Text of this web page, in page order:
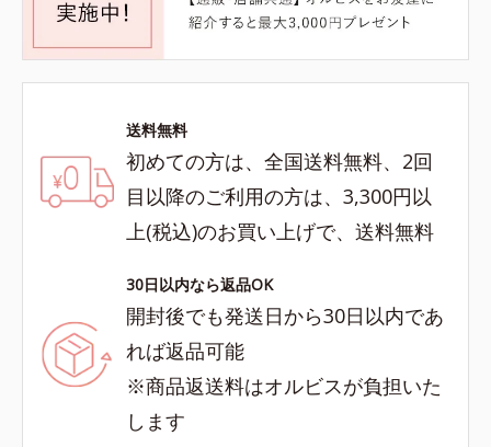
送料無料
初めての方は、全国送料無料、2回
目以降のご利用の方は、3,300円以
上(税込)のお買い上げで、送料無料
30日以内なら返品OK
開封後でも発送日から30日以内であ
れば返品可能
※商品返送料はオルビスが負担いた
します